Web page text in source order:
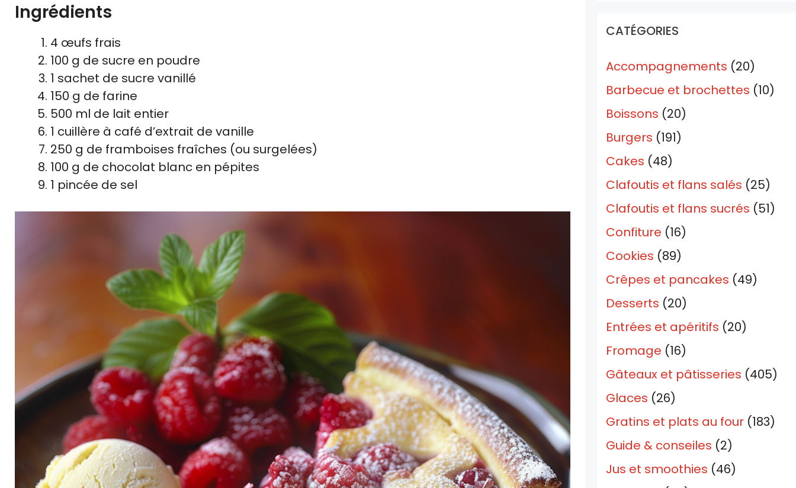
Ingrédients
4 œufs frais
100 g de sucre en poudre
1 sachet de sucre vanillé
150 g de farine
500 ml de lait entier
1 cuillère à café d’extrait de vanille
250 g de framboises fraîches (ou surgelées)
100 g de chocolat blanc en pépites
1 pincée de sel
CATÉGORIES
Accompagnements (20)
Barbecue et brochettes (10)
Boissons (20)
Burgers (191)
Cakes (48)
Clafoutis et flans salés (25)
Clafoutis et flans sucrés (51)
Confiture (16)
Cookies (89)
Crêpes et pancakes (49)
Desserts (20)
Entrées et apéritifs (20)
Fromage (16)
Gâteaux et pâtisseries (405)
Glaces (26)
Gratins et plats au four (183)
Guide & conseiles (2)
Jus et smoothies (46)